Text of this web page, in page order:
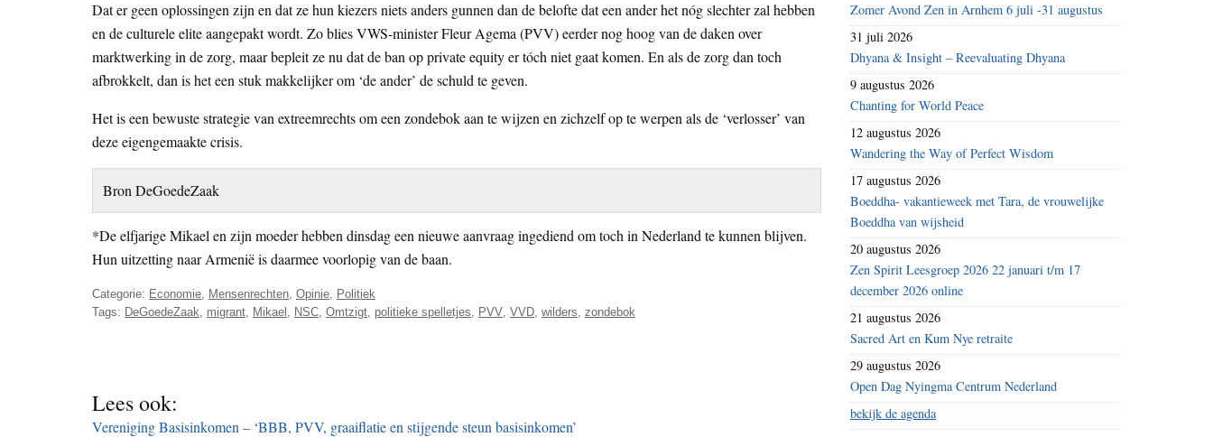
Dat er geen oplossingen zijn en dat ze hun kiezers niets anders gunnen dan de belofte dat een ander het nóg slechter zal hebben
en de culturele elite aangepakt wordt. Zo blies VWS-minister Fleur Agema (PVV) eerder nog hoog van de daken over
marktwerking in de zorg, maar bepleit ze nu dat de ban op private equity er tóch niet gaat komen. En als de zorg dan toch
afbrokkelt, dan is het een stuk makkelijker om ‘de ander’ de schuld te geven.
Het is een bewuste strategie van extreemrechts om een zondebok aan te wijzen en zichzelf op te werpen als de ‘verlosser’ van
deze eigengemaakte crisis.
Bron DeGoedeZaak
*De elfjarige Mikael en zijn moeder hebben dinsdag een nieuwe aanvraag ingediend om toch in Nederland te kunnen blijven.
Hun uitzetting naar Armenië is daarmee voorlopig van de baan.
Categorie: Economie Mensenrechten Opinie Politiek
Tags: DeGoedeZaak migrant Mikael NSC Omtzigt politieke spelletjes PVV VVD wilders zondebok
Lees ook:
Vereniging Basisinkomen – ‘BBB, PVV, graaiflatie en stijgende steun basisinkomen’
Zomer Avond Zen in Arnhem 6 juli -31 augustus
31 juli 2026
Dhyana & Insight – Reevaluating Dhyana
9 augustus 2026
Chanting for World Peace
12 augustus 2026
Wandering the Way of Perfect Wisdom
17 augustus 2026
Boeddha- vakantieweek met Tara, de vrouwelijke
Boeddha van wijsheid
20 augustus 2026
Zen Spirit Leesgroep 2026 22 januari t/m 17
december 2026 online
21 augustus 2026
Sacred Art en Kum Nye retraite
29 augustus 2026
Open Dag Nyingma Centrum Nederland
bekijk de agenda